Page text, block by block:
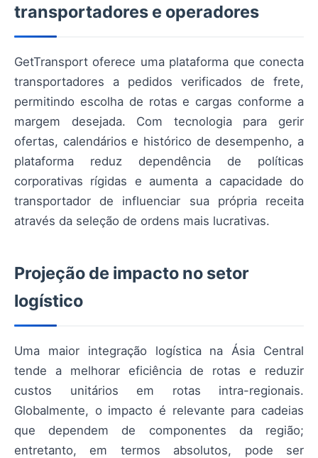
transportadores e operadores
GetTransport oferece uma plataforma que conecta
transportadores a pedidos verificados de frete,
permitindo escolha de rotas e cargas conforme a
margem desejada. Com tecnologia para gerir
ofertas, calendários e histórico de desempenho, a
plataforma reduz dependência de políticas
corporativas rígidas e aumenta a capacidade do
transportador de influenciar sua própria receita
através da seleção de ordens mais lucrativas.
Projeção de impacto no setor
logístico
Uma maior integração logística na Ásia Central
tende a melhorar eficiência de rotas e reduzir
custos unitários em rotas intra-regionais.
Globalmente, o impacto é relevante para cadeias
que dependem de componentes da região;
entretanto, em termos absolutos, pode ser